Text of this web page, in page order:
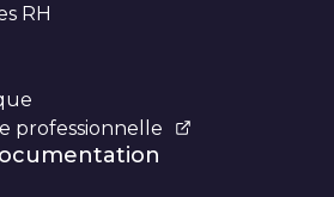
RH
professionnelle